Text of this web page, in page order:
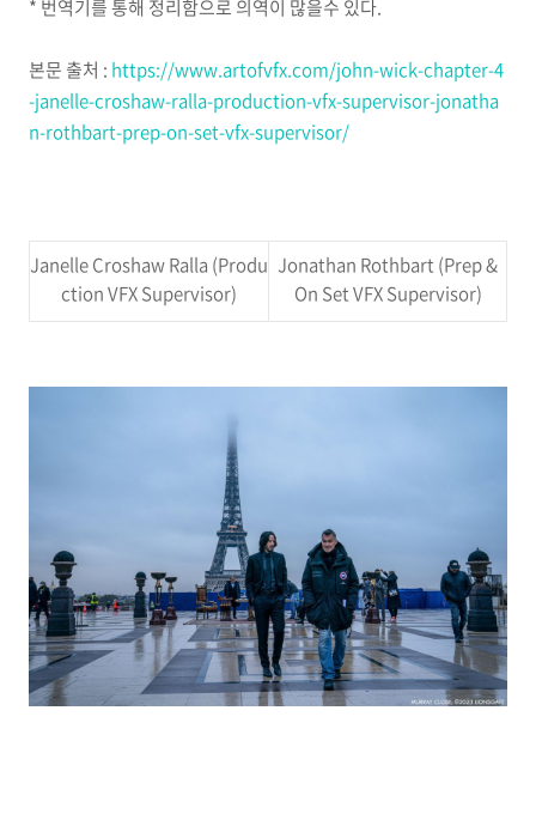
* 번역기를 통해 정리함으로 의역이 많을수 있다.
본문 출처 : https://www.artofvfx.com/john-wick-chapter-4
-janelle-croshaw-ralla-production-vfx-supervisor-jonatha
n-rothbart-prep-on-set-vfx-supervisor/
Janelle Croshaw Ralla (Produ
ction VFX Supervisor)
Jonathan Rothbart (Prep &
On Set VFX Supervisor)